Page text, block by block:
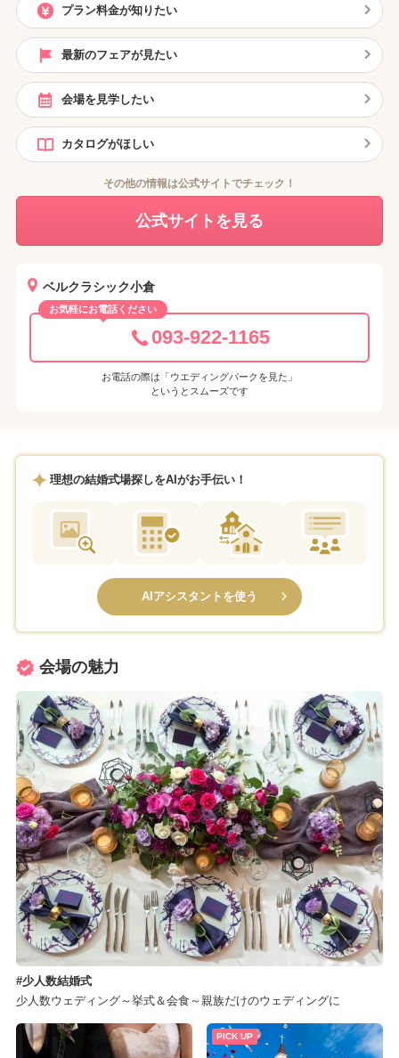
プラン料金が知りたい
最新のフェアが見たい
会場を見学したい
カタログがほしい
その他の情報は公式サイトでチェック！
公式サイトを見る
ベルクラシック小倉
お気軽にお電話ください
093-922-1165
お電話の際は「ウエディングパークを見た」
というとスムーズです
理想の結婚式場探しをAIがお手伝い！
AIアシスタントを使う
会場の魅力
少人数結婚式
少人数ウェディング～挙式＆会食～親族だけのウェディングに
PICK UP